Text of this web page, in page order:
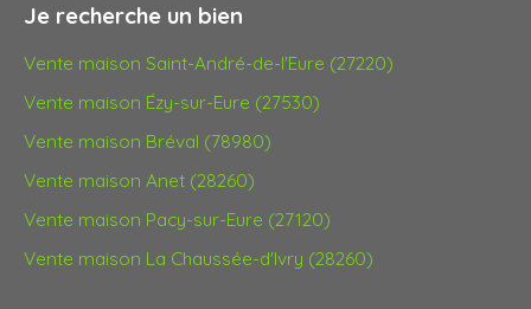
Je recherche un bien
Vente maison Saint-André-de-l'Eure (27220)
Vente maison Ézy-sur-Eure (27530)
Vente maison Bréval (78980)
Vente maison Anet (28260)
Vente maison Pacy-sur-Eure (27120)
Vente maison La Chaussée-d'Ivry (28260)